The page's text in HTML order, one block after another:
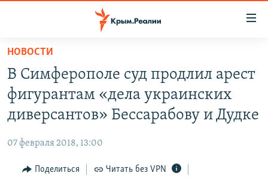
Вернуться
основному
содержанию
Вернутся
главной
навигации
Вернутся
НОВОСТИ
СПЕЦПРОЕКТЫ
11 ЛЕТ ОККУПАЦИИ КРЫМА. 11 ИСТОРИЙ СОПРОТИВЛЕНИЯ
ВОДА
ЕЩЕ
ИНТЕРАКТИВ
РАДІО СВОБОДА
НОВОСТИ
В Симферополе суд продлил арест
фигурантам «дела украинских
диверсантов» Бессарабову и Дудке
07 февраля 2018, 13:00
Поделиться Читать без VPN